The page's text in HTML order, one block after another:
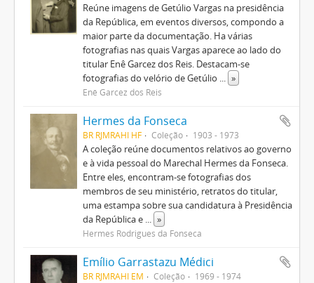
Reúne imagens de Getúlio Vargas na presidência
da República, em eventos diversos, compondo a
maior parte da documentação. Ha várias
fotografias nas quais Vargas aparece ao lado do
titular Enê Garcez dos Reis. Destacam-se
fotografias do velório de Getúlio ... »
Enê Garcez dos Reis
Hermes da Fonseca
BR RJMRAHI HF Coleção 1903 - 1973
A coleção reúne documentos relativos ao governo
e à vida pessoal do Marechal Hermes da Fonseca.
Entre eles, encontram-se fotografias dos
membros de seu ministério, retratos do titular,
uma estampa sobre sua candidatura à Presidência
da República e ... »
Hermes Rodrigues da Fonseca
Emílio Garrastazu Médici
BR RJMRAHI EM Coleção 1969 - 1974